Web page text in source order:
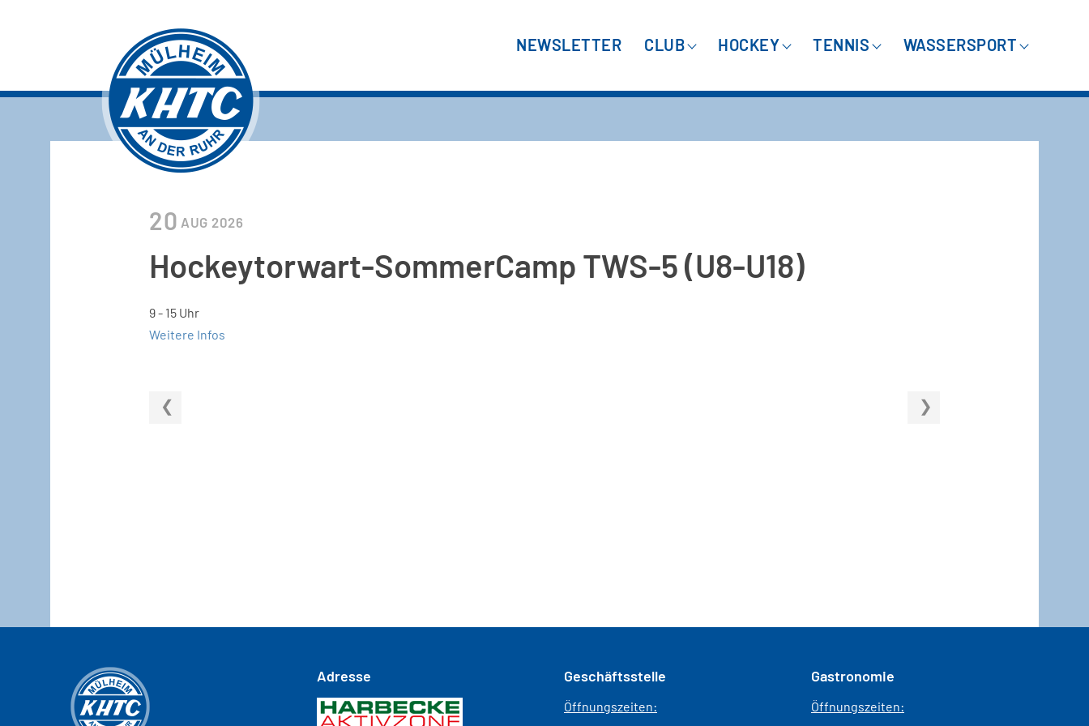
NEWSLETTER CLUB HOCKEY TENNIS WASSERSPORT
20 AUG 2026
Hockeytorwart-SommerCamp TWS-5 (U8-U18)
9 - 15 Uhr
Weitere Infos
Adresse Geschäftsstelle
Öffnungszeiten:
Gastronomie
Öffnungszeiten: